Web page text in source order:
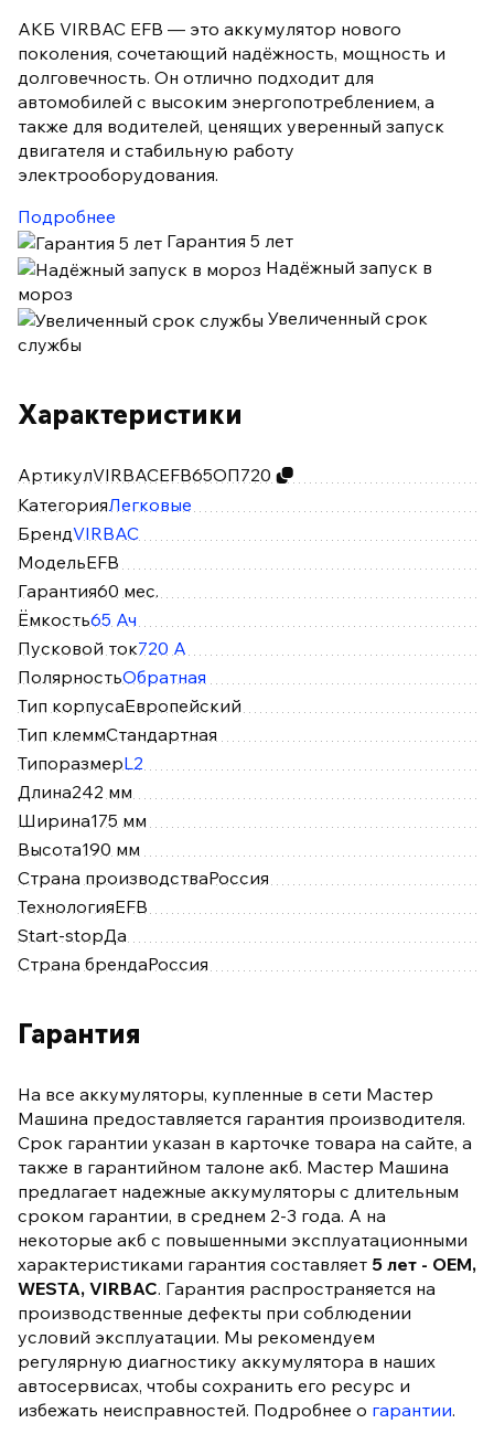
АКБ VIRBAC EFB — это аккумулятор нового
поколения, сочетающий надёжность, мощность и
долговечность. Он отлично подходит для
автомобилей с высоким энергопотреблением, а
также для водителей, ценящих уверенный запуск
двигателя и стабильную работу
электрооборудования.
Подробнее
Гарантия 5 лет
Надёжный запуск в
мороз
Увеличенный срок
службы
Характеристики
АртикулVIRBACEFB65ОП720
КатегорияЛегковые
БрендVIRBAC
МодельEFB
Гарантия60 мес.
Ёмкость65 Ач
Пусковой ток720 А
ПолярностьОбратная
Тип корпусаЕвропейский
Тип клеммСтандартная
ТипоразмерL2
Длина242 мм
Ширина175 мм
Высота190 мм
Страна производстваРоссия
ТехнологияEFB
Start-stopДа
Страна брендаРоссия
Гарантия
На все аккумуляторы, купленные в сети Мастер
Машина предоставляется гарантия производителя.
Срок гарантии указан в карточке товара на сайте, а
также в гарантийном талоне акб. Мастер Машина
предлагает надежные аккумуляторы с длительным
сроком гарантии, в среднем 2-3 года. А на
некоторые акб с повышенными эксплуатационными
характеристиками гарантия составляет 5 лет - OEM,
WESTA, VIRBAC. Гарантия распространяется на
производственные дефекты при соблюдении
условий эксплуатации. Мы рекомендуем
регулярную диагностику аккумулятора в наших
автосервисах, чтобы сохранить его ресурс и
избежать неисправностей. Подробнее о гарантии.